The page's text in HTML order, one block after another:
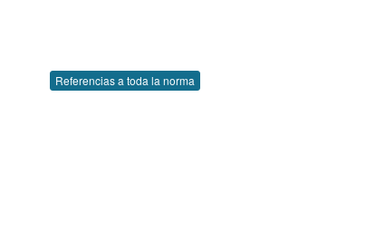
Referencias a toda la norma